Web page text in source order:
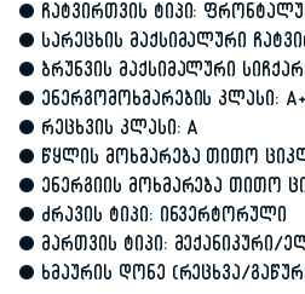
• ჩატვირთვის ტიპი:
• სარეცხის მაქსიმალური
• ბრუნვის მაქსიმალური
• ენერგომოხმარების კლასი:
• რეცხვის კლასი: A
• წყლის მოხმარება თითო
• ენერგიის მოხმარება თითო
• ძრავის ტიპი: ინვერტორული
• მართვის ტიპი: მექანიკური/
• ხმაურის დონე (რეცხვა/